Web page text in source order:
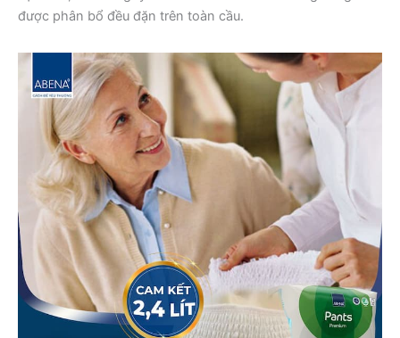
được phân bổ đều đặn trên toàn cầu.